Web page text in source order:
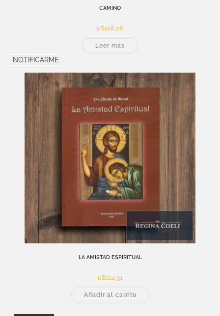
CAMINO
u$s18,28
Leer más
NOTIFICARME
LA AMISTAD ESPIRITUAL
u$s14,31
Añadir al carrito